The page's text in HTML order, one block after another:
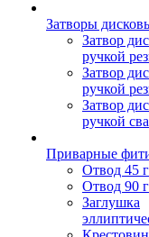
Затворы
Затвор
ручкой
Затвор
ручкой
Затвор
ручкой
Приварные
Отвод 45
Отвод 90
Заглушка